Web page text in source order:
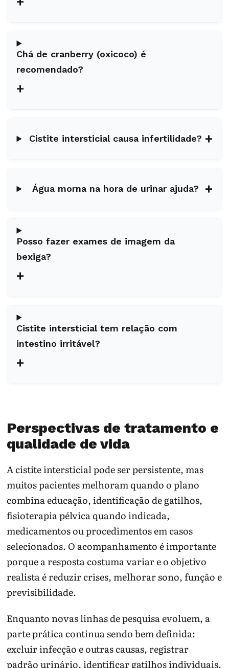
Chá de cranberry (oxicoco) é
recomendado?
+
Cistite intersticial causa infertilidade? +
Água morna na hora de urinar ajuda? +
Posso fazer exames de imagem da
bexiga?
+
Cistite intersticial tem relação com
intestino irritável?
+
Perspectivas de tratamento e
qualidade de vida
A cistite intersticial pode ser persistente, mas
muitos pacientes melhoram quando o plano
combina educação, identificação de gatilhos,
fisioterapia pélvica quando indicada,
medicamentos ou procedimentos em casos
selecionados. O acompanhamento é importante
porque a resposta costuma variar e o objetivo
realista é reduzir crises, melhorar sono, função e
previsibilidade.
Enquanto novas linhas de pesquisa evoluem, a
parte prática continua sendo bem definida:
excluir infecção e outras causas, registrar
padrão urinário, identificar gatilhos individuais,